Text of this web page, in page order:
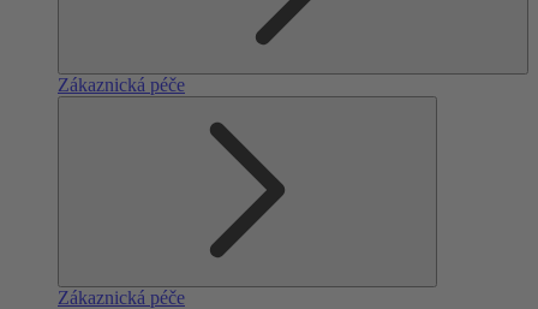
Zákaznická péče
Zákaznická péče